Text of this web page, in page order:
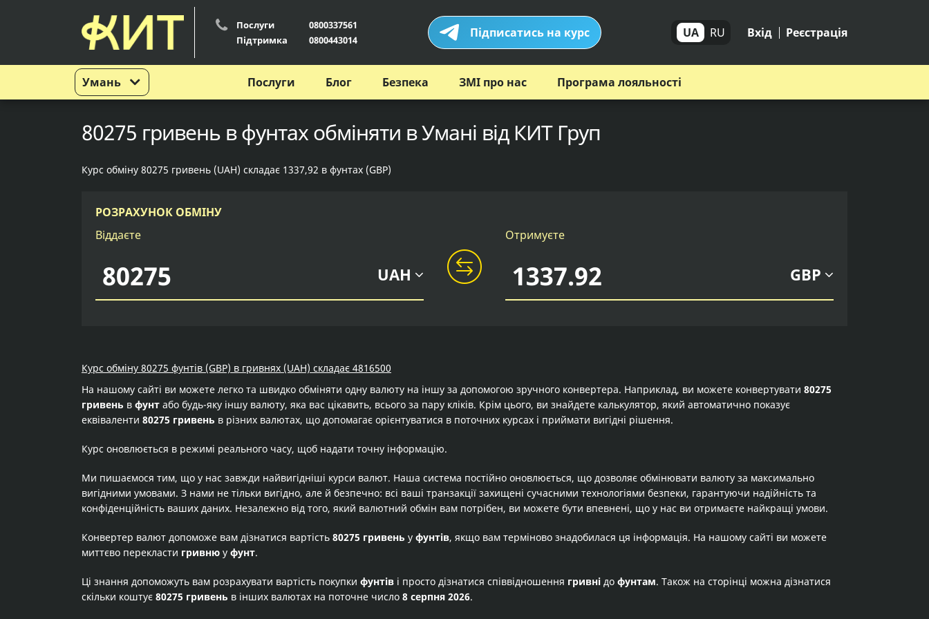
Умань
Послуги
0800337561
Підтримка
0800443014 Підписатись на курс UA RU Вхід Реєстрація
Послуги Блог Безпека ЗМІ про нас Програма лояльності
80275 гривень в фунтах обміняти в Умані від КИТ Груп
Курс обміну 80275 гривень (UAH) складає 1337,92 в фунтах (GBP)
РОЗРАХУНОК ОБМІНУ
Віддаєте
UAH
Отримуєте
GBP
Курс обміну 80275 фунтів (GBP) в гривнях (UAH) складає 4816500
На нашому сайті ви можете легко та швидко обміняти одну валюту на іншу за допомогою зручного конвертера. Наприклад, ви можете конвертувати 80275
гривень в фунт або будь-яку іншу валюту, яка вас цікавить, всього за пару кліків. Крім цього, ви знайдете калькулятор, який автоматично показує
еквіваленти 80275 гривень в різних валютах, що допомагає орієнтуватися в поточних курсах і приймати вигідні рішення.
Курс оновлюється в режимі реального часу, щоб надати точну інформацію.
Ми пишаємося тим, що у нас завжди найвигідніші курси валют. Наша система постійно оновлюється, що дозволяє обмінювати валюту за максимально
вигідними умовами. З нами не тільки вигідно, але й безпечно: всі ваші транзакції захищені сучасними технологіями безпеки, гарантуючи надійність та
конфіденційність ваших даних. Незалежно від того, який валютний обмін вам потрібен, ви можете бути впевнені, що у нас ви отримаєте найкращі умови.
Конвертер валют допоможе вам дізнатися вартість 80275 гривень у фунтів, якщо вам терміново знадобилася ця інформація. На нашому сайті ви можете
миттєво перекласти гривню у фунт.
Ці знання допоможуть вам розрахувати вартість покупки фунтів і просто дізнатися співвідношення гривні до фунтам. Також на сторінці можна дізнатися
скільки коштує 80275 гривень в інших валютах на поточне число 8 серпня 2026.